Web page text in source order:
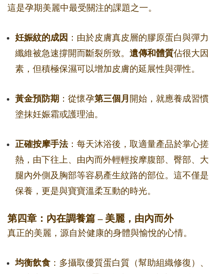
這是孕期美麗中最受關注的課題之一。
妊娠紋的成因 ：由於皮膚真皮層的膠原蛋白與彈力
纖維被急速撐開而斷裂所致。 遺傳和體質佔很大因
素，但積極保濕可以增加皮膚的延展性與彈性。
黃金預防期 ：從懷孕第三個月 開始，就應養成習慣
塗抹妊娠霜或護理油。
正確按摩手法：每天沐浴後，取適量產品於掌心搓
熱，由下往上、由內而外輕輕按摩腹部、臀部、大
腿內外側及胸部等容易產生紋路的部位。這不僅是
保養，更是與寶寶溫柔互動的時光。
第四章：內在調養篇 – 美麗，由內而外
真正的美麗，源自於健康的身體與愉悅的心情。
均衡飲食 ：多攝取優質蛋白質（幫助組織修復）、